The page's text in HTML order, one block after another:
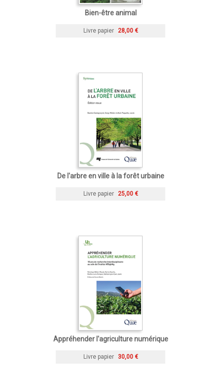
Bien-être animal
Livre papier 28,00 €
De l'arbre en ville à la forêt urbaine
Livre papier 25,00 €
Appréhender l'agriculture numérique
Livre papier 30,00 €